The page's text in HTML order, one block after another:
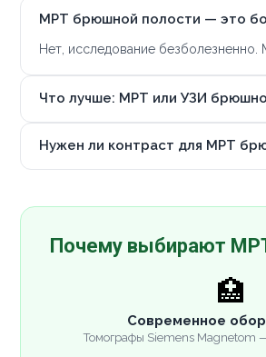
МРТ брюшной полости — это
Нет, исследование
Что лучше: МРТ или УЗИ
Нужен ли контраст для МРТ
Почему выбирают
🏥
Современное
Томографы Siemens Magnetom